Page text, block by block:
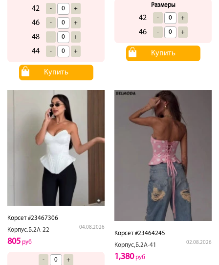
42 - +
46 - +
48 - +
44 - +
Купить
Размеры
42 - +
46 - +
Купить
Корсет #23467306
Корпус.Б.2А-22
04.08.2026
805 руб
- +
Корсет #23464245
Корпус,Б.2А-41
02.08.2026
1,380руб